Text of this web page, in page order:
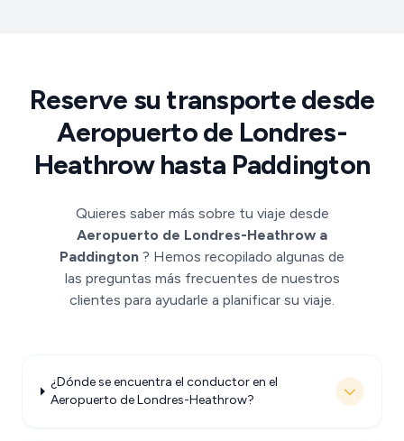
Reserve su transporte desde
Aeropuerto de Londres-
Heathrow hasta Paddington
Quieres saber más sobre tu viaje desde
Aeropuerto de Londres-Heathrow a
Paddington ? Hemos recopilado algunas de
las preguntas más frecuentes de nuestros
clientes para ayudarle a planificar su viaje.
¿Dónde se encuentra el conductor en el
Aeropuerto de Londres-Heathrow?